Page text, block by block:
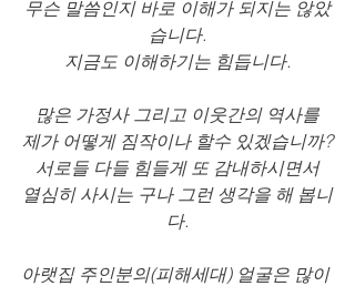
무슨 말씀인지 바로 이해가 되지는 않았
습니다.
지금도 이해하기는 힘듭니다.
많은 가정사 그리고 이웃간의 역사를
제가 어떻게 짐작이나 할수 있겠습니까?
서로들 다들 힘들게 또 감내하시면서
열심히 사시는 구나 그런 생각을 해 봅니
다.
아랫집 주인분의(피해세대) 얼굴은 많이